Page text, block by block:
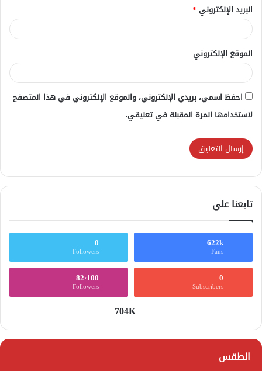
البريد الإلكتروني *
الموقع الإلكتروني
احفظ اسمي، بريدي الإلكتروني، والموقع الإلكتروني في هذا المتصفح
لاستخدامها المرة المقبلة في تعليقي.
تابعنا علي
622k
Fans
0
Followers
0
Subscribers
82٬100
Followers
704K
الطقس